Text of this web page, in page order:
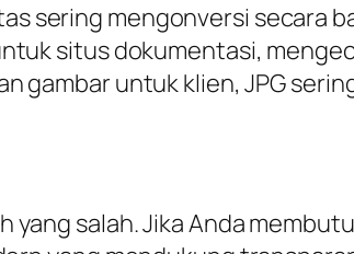
sering mengonversi secara
situs dokumentasi,
gambar untuk klien, JPG
salah. Jika Anda